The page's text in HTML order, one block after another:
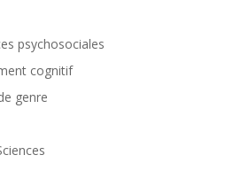
psychosociales
cognitif
genre